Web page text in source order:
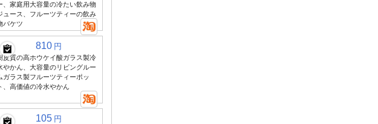
、家庭用大容量の冷たい飲み物
ュース、フルーツティーの飲み
バケツ
810 円
皮質の高ホウケイ酸ガラス製冷
やかん、大容量のリビングルー
ガラス製フルーツティーポッ
、高価値の冷水やかん
105 円